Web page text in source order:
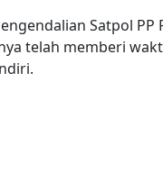
Satpol
telah memberi